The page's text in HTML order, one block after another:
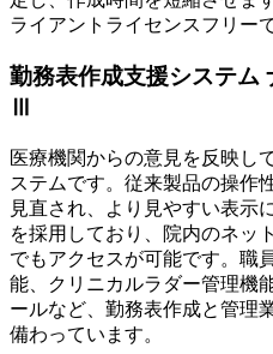
ライアントライセンスフリー
勤務表作成支援システム
医療機関からの意見を反映し
ステムです。従来製品の操作
見直され、より見やすい表示
を採用しており、院内のネッ
でもアクセスが可能です。職
能、クリニカルラダー管理機
ールなど、勤務表作成と管理
備わっています。